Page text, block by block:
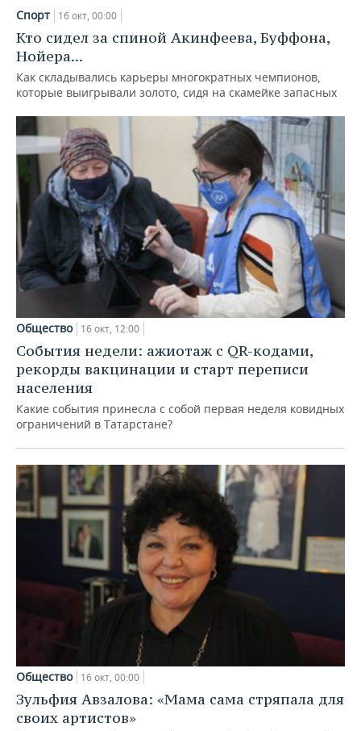
Спорт 16 окт, 00:00
Кто сидел за спиной Акинфеева, Буффона,
Нойера...
Как складывались карьеры многократных чемпионов,
которые выигрывали золото, сидя на скамейке запасных
Общество 16 окт, 12:00
События недели: ажиотаж с QR-кодами,
рекорды вакцинации и старт переписи
населения
Какие события принесла с собой первая неделя ковидных
ограничений в Татарстане?
Общество 16 окт, 00:00
Зульфия Авзалова: «Мама сама стряпала для
своих артистов»